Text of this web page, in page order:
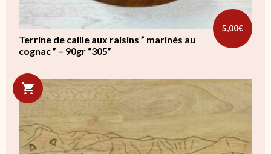
Terrine de caille aux raisins ” marinés au
cognac ” – 90gr “305”
5,00€